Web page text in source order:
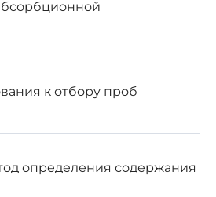
к отбору проб
определения содержания